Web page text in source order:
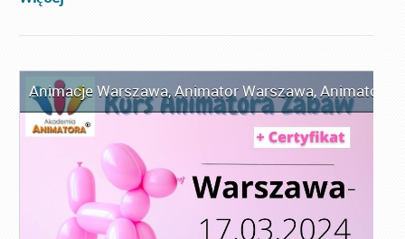
Animacje Warszawa,Animator Warszawa,Animator